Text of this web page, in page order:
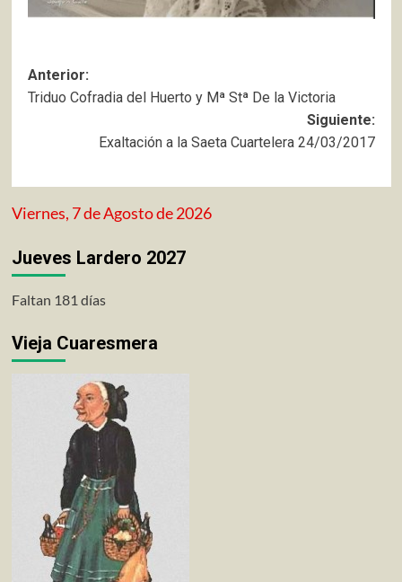
Navegación
de
entradas
Anterior:
Triduo Cofradia del Huerto y Mª Stª De la Victoria
Siguiente:
Exaltación a la Saeta Cuartelera 24/03/2017
Viernes, 7 de Agosto de 2026
Jueves Lardero 2027
Faltan 181 días
Vieja Cuaresmera